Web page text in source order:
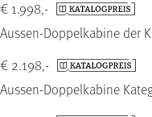
Aussen-Doppelkabine der
€ 1.998,-
Aussen-Doppelkabine
€ 2.198,-